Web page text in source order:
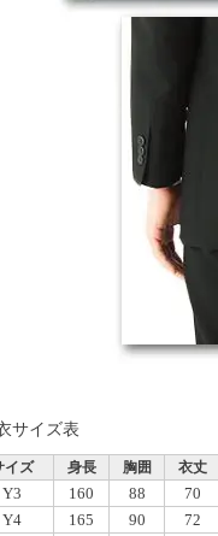
サイズ表
イズ 身長 胸囲 衣丈
Y3 160 88 70
Y4
165 90 72